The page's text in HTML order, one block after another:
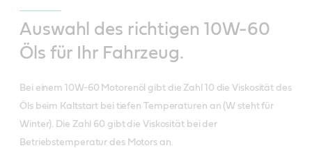
Auswahl des richtigen 10W-60
Öls für Ihr Fahrzeug.
Bei einem 10W-60 Motorenöl gibt die Zahl 10 die Viskosität des
Öls beim Kaltstart bei tiefen Temperaturen an (W steht für
Winter). Die Zahl 60 gibt die Viskosität bei der
Betriebstemperatur des Motors an.